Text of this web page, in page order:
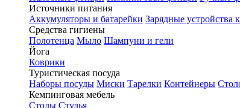
Источники питания
Аккумуляторы и батарейки Зарядные устройства
Средства гигиены
Полотенца Мыло Шампуни и гели
Йога
Коврики
Туристическая посуда
Наборы посуды Миски Тарелки Контейнеры
Кемпинговая мебель
Столы Стулья